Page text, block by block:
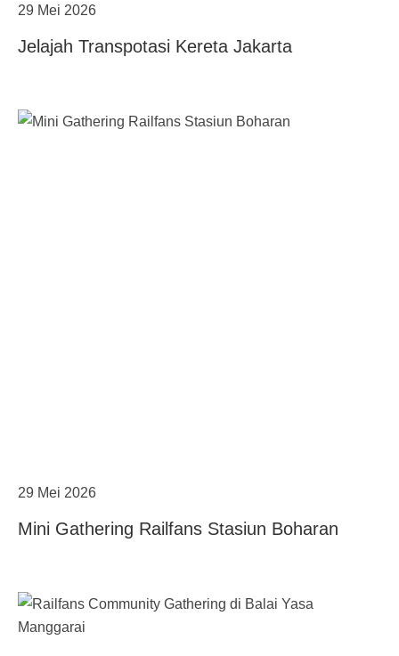
29 Mei 2026
Jelajah Transpotasi Kereta Jakarta
29 Mei 2026
Mini Gathering Railfans Stasiun Boharan